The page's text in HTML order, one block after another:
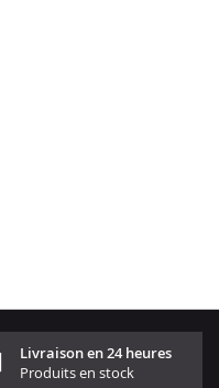
Livraison en 24 heures
Produits en stock